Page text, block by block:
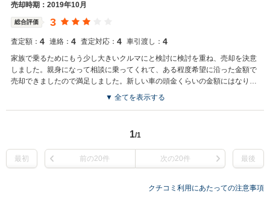
売却時期：2019年10月
総合評価 3
査定額： 4 連絡： 4 査定対応： 4 車引渡し： 4
家族で乗るためにもう少し大きいクルマにと検討に検討を重ね、売却を決意
しました。親身になって相談に乗ってくれて、ある程度希望に沿った金額で
売却できましたので満足しました。新しい車の頭金くらいの金額にはなりま
▼ 全てを表示する
1/1
最初 前の20件 次の20件 最後
クチコミ利用にあたっての注意事項